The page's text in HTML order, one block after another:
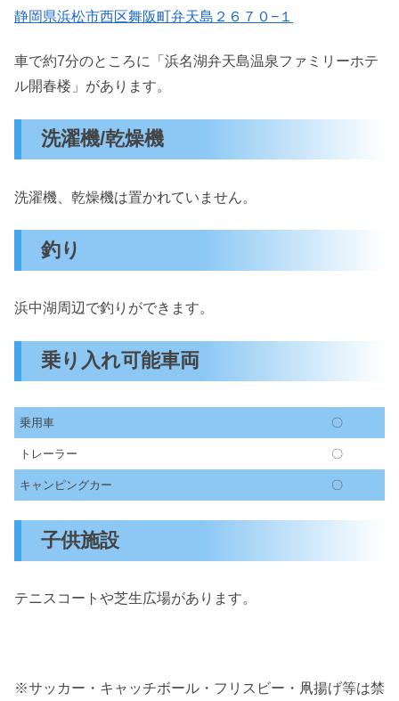
静岡県浜松市西区舞阪町弁天島２６７０−１
車で約7分のところに「浜名湖弁天島温泉ファミリーホテ
ル開春楼」があります。
洗濯機/乾燥機
洗濯機、乾燥機は置かれていません。
釣り
浜中湖周辺で釣りができます。
乗り入れ可能車両
乗用車 〇
トレーラー 〇
キャンピングカー 〇
子供施設
テニスコートや芝生広場があります。
※サッカー・キャッチボール・フリスビー・凧揚げ等は禁